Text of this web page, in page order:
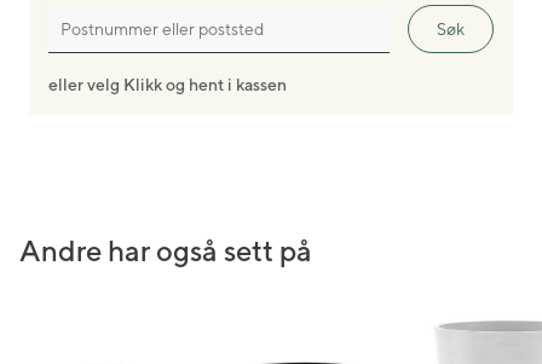
reparasjonssvamp kan du enkelt fjerne flekker, skitt,
mose eller riper.
En rask tørk og potten din vil se så god ut som ny!
Søk
eller velg Klikk og hent i kassen
Andre har også sett på